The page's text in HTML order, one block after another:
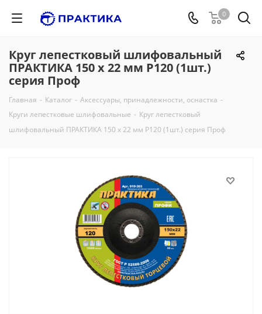
0
Круг лепестковый шлифовальный
ПРАКТИКА 150 х 22 мм Р120 (1шт.)
серия Проф
Главная - Каталог - Аксессуары, принадлежности, оснастка -
Круги лепестковые шлифовальные - Круг лепестковый
шлифовальный ПРАКТИКА 150 х 22 мм Р120 (1шт.) серия Проф